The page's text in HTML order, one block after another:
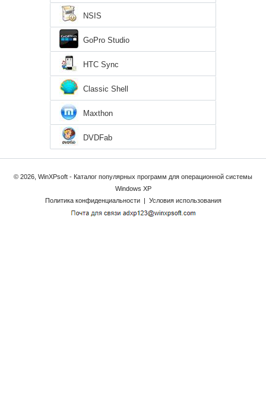
NSIS
GoPro Studio
HTC Sync
Classic Shell
Maxthon
DVDFab
© 2026, WinXPsoft - Каталог популярных программ для операционной системы
Windows XP
Политика конфиденциальности
| Условия использования